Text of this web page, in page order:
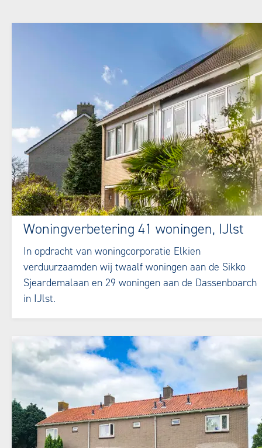
Woningverbetering 41 woningen, IJlst
In opdracht van woningcorporatie Elkien
verduurzaamden wij twaalf woningen aan de Sikko
Sjeardemalaan en 29 woningen aan de Dassenboarch
in IJlst.